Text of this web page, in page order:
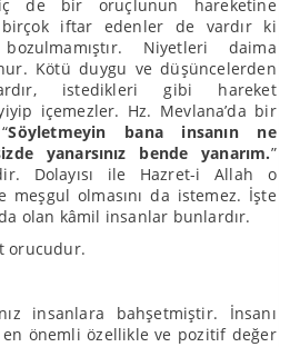
de bir oruçlunun hareketine
birçok iftar edenler de vardır ki
Niyetleri daima
Kötü duygu ve düşüncelerden
istedikleri gibi hareket
içemezler. Hz. Mevlana’da bir
Söyletmeyin bana insanın ne
yanarsınız bende yanarım.”
Dolayısı ile Hazret-i Allah o
meşgul olmasını da istemez. İşte
olan kâmil insanlar bunlardır.
orucudur.
insanlara bahşetmiştir. İnsanı
en önemli özellikle ve pozitif değer